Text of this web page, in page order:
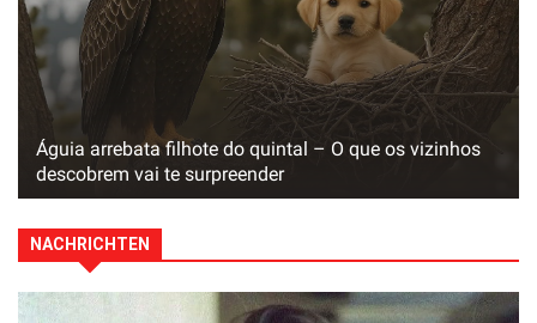
Águia arrebata filhote do quintal – O que os vizinhos
descobrem vai te surpreender
NACHRICHTEN